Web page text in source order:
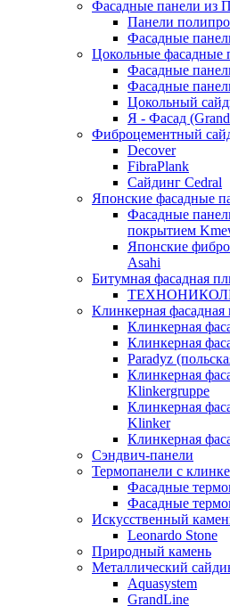
Фасадные панели из
Панели
Фасадные
Цокольные фасадные
Фасадные
Фасадные
Цокольный
Я - Фасад
Фиброцементный
Decover
FibraPlank
Сайдинг Cedral
Японские фасадные
Фасадные
покрытием
Японские
Asahi
Битумная фасадная
Клинкерная фасадная
Клинкерная
Клинкерная
Paradyz
Клинкерная
Klinkergruppe
Клинкерная
Klinker
Клинкерная
Сэндвич-панели
Термопанели с
Фасадные
Фасадные
Искусственный
Leonardo Stone
Природный камень
Металлический
Aquasystem
GrandLine